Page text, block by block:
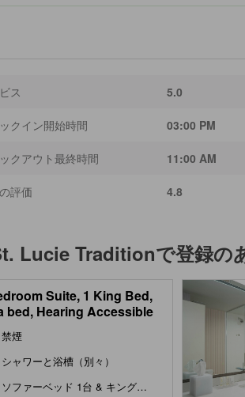
ス 5.0
クイン開始時間 03:00 PM
クアウト最終時間 11:00 AM
評価 4.8
Lucie Traditionで登録の
Suite, 1 King Bed,
bed, Hearing Accessible
禁煙
シャワーと浴槽（別々）
ソファーベッド 1台 & キングベッド 1台